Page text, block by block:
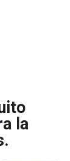
la